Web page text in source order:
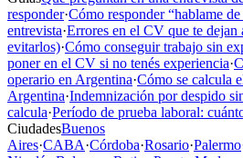
responder·Cómo responder “hablame
entrevista·Errores en el CV que te dejan
evitarlos)·Cómo conseguir trabajo sin
poner en el CV si no tenés experiencia·
operario en Argentina·Cómo se calcula
Argentina·Indemnización por despido
calcula·Período de prueba laboral:
CiudadesBuenos
Aires·CABA·Córdoba·Rosario·Palermo